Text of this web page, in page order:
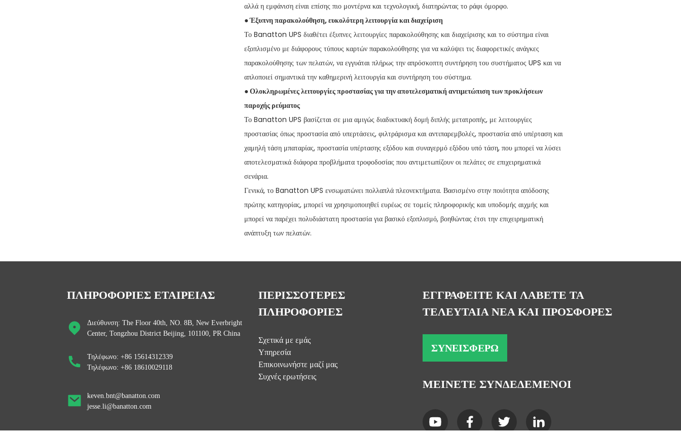
αλλά η εμφάνιση είναι επίσης πιο μοντέρνα και τεχνολογική, διατηρώντας το ράφι όμορφο.
● Έξυπνη παρακολούθηση, ευκολότερη λειτουργία και διαχείριση
Το Banatton UPS διαθέτει έξυπνες λειτουργίες παρακολούθησης και διαχείρισης και το σύστημα είναι
εξοπλισμένο με διάφορους τύπους καρτών παρακολούθησης για να καλύψει τις διαφορετικές ανάγκες
παρακολούθησης των πελατών, να εγγυάται πλήρως την απρόσκοπτη συντήρηση του συστήματος UPS και να
απλοποιεί σημαντικά την καθημερινή λειτουργία και συντήρηση του σύστημα.
● Ολοκληρωμένες λειτουργίες προστασίας για την αποτελεσματική αντιμετώπιση των προκλήσεων
παροχής ρεύματος
Το Banatton UPS βασίζεται σε μια αμιγώς διαδικτυακή δομή διπλής μετατροπής, με λειτουργίες
προστασίας όπως προστασία από υπερτάσεις, φιλτράρισμα και αντιπαρεμβολές, προστασία από υπέρταση και
χαμηλή τάση μπαταρίας, προστασία υπέρτασης εξόδου και συναγερμό εξόδου υπό τάση, που μπορεί να λύσει
αποτελεσματικά διάφορα προβλήματα τροφοδοσίας που αντιμετωπίζουν οι πελάτες σε επιχειρηματικά
σενάρια.
Γενικά, το Banatton UPS ενσωματώνει πολλαπλά πλεονεκτήματα. Βασισμένο στην ποιότητα απόδοσης
πρώτης κατηγορίας, μπορεί να χρησιμοποιηθεί ευρέως σε τομείς πληροφορικής και υποδομής αιχμής και
μπορεί να παρέχει πολυδιάστατη προστασία για βασικό εξοπλισμό, βοηθώντας έτσι την επιχειρηματική
ανάπτυξη των πελατών.
ΠΛΗΡΟΦΟΡΙΕΣ ΕΤΑΙΡΕΙΑΣ
Διεύθυνση: The Floor 40th, NO. 8B, New Everbright
Center, Tongzhou District Beijing, 101100, PR China
Τηλέφωνο: +86 15614312339
Τηλέφωνο: +86 18610029118
keven.bnt@banatton.com
jesse.li@banatton.com
ΠΕΡΙΣΣΟΤΕΡΕΣ
ΠΛΗΡΟΦΟΡΙΕΣ
Σχετικά με εμάς
Υπηρεσία
Επικοινωνήστε μαζί μας
Συχνές ερωτήσεις
ΕΓΓΡΑΦΕΙΤΕ ΚΑΙ ΛΑΒΕΤΕ ΤΑ
ΤΕΛΕΥΤΑΙΑ ΝΕΑ ΚΑΙ ΠΡΟΣΦΟΡΕΣ
ΣΥΝΕΙΣΦΈΡΩ
ΜΕΙΝΕΤΕ ΣΥΝΔΕΔΕΜΕΝΟΙ